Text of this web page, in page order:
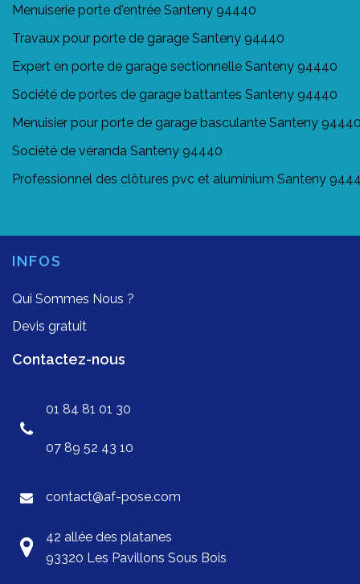
Menuiserie porte d'entrée Santeny 94440
Travaux pour porte de garage Santeny 94440
Expert en porte de garage sectionnelle Santeny 94440
Société de portes de garage battantes Santeny 94440
Menuisier pour porte de garage basculante Santeny
Société de véranda Santeny 94440
Professionnel des clôtures pvc et aluminium Santeny
INFOS
Qui Sommes Nous ?
Devis gratuit
Contactez-nous
01 84 81 01 30
07 89 52 43 10
contact@af-pose.com
42 allée des platanes
93320 Les Pavillons Sous Bois